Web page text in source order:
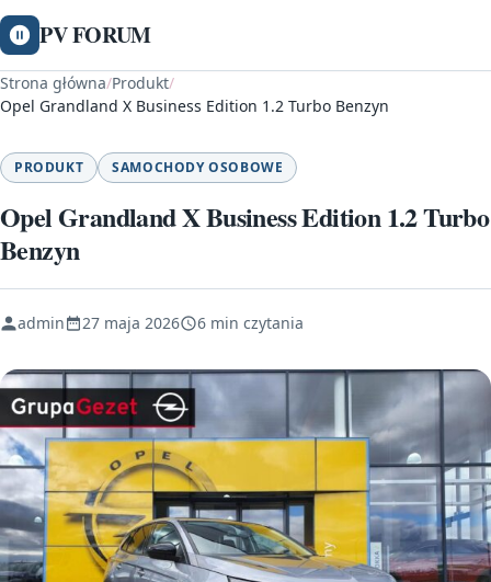
PV FORUM
Strona główna/Produkt/
Opel Grandland X Business Edition 1.2 Turbo Benzyn
PRODUKT SAMOCHODY OSOBOWE
Opel Grandland X Business Edition 1.2 Turbo
Benzyn
admin 27 maja 2026 6 min czytania